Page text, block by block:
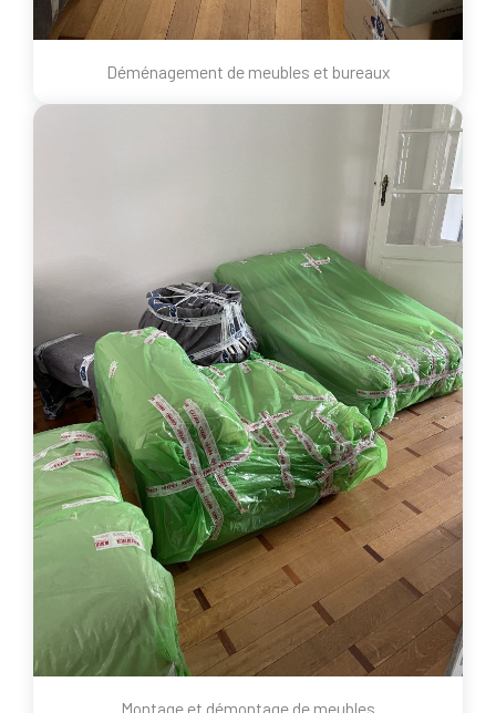
Déménagement de meubles et bureaux
Montage et démontage de meubles